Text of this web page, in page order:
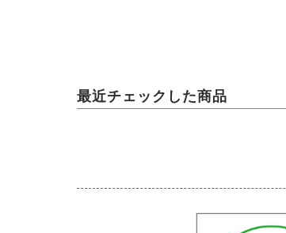
最近チェックした商品